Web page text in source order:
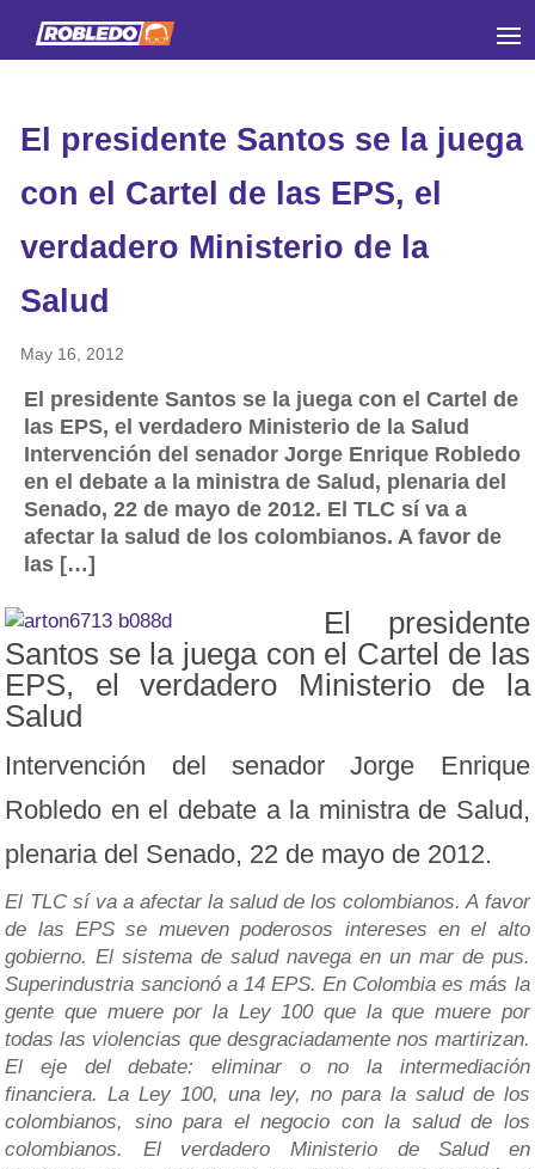
El presidente Santos se la juega
con el Cartel de las EPS, el
verdadero Ministerio de la
Salud
May 16, 2012
El presidente Santos se la juega con el Cartel de
las EPS, el verdadero Ministerio de la Salud
Intervención del senador Jorge Enrique Robledo
en el debate a la ministra de Salud, plenaria del
Senado, 22 de mayo de 2012. El TLC sí va a
afectar la salud de los colombianos. A favor de
las […]
El presidente
Santos se la juega con el Cartel de las
EPS, el verdadero Ministerio de la
Salud
Intervención del senador Jorge Enrique
Robledo en el debate a la ministra de Salud,
plenaria del Senado, 22 de mayo de 2012.
El TLC sí va a afectar la salud de los colombianos. A favor
de las EPS se mueven poderosos intereses en el alto
gobierno. El sistema de salud navega en un mar de pus.
Superindustria sancionó a 14 EPS. En Colombia es más la
gente que muere por la Ley 100 que la que muere por
todas las violencias que desgraciadamente nos martirizan.
El eje del debate: eliminar o no la intermediación
financiera. La Ley 100, una ley, no para la salud de los
colombianos, sino para el negocio con la salud de los
colombianos. El verdadero Ministerio de Salud en